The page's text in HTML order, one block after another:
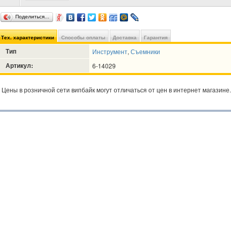
Поделиться…
Тех. характеристики Способы оплаты Доставка Гарантия
Тип Инструмент, Съемники
Артикул: 6-14029
Цены в розничной сети випбайк могут отличаться от цен в интернет магазине.